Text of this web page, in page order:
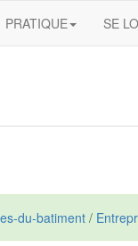
PRATIQUE SE
du-batiment /